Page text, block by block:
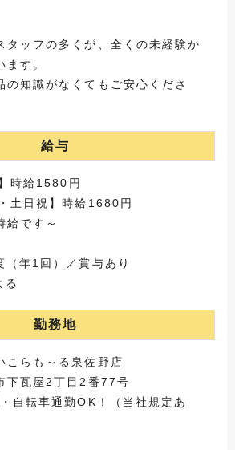
タッフの多くが、全くの未経験か
ます。
の知識がなくてもご安心くださ
給与
時給1580円
土日祝】時給1680円
給です～
年1回）／賞与あり
勤務地
らも～る泉佐野店
下瓦屋2丁目2番77号
自転車通勤OK！（当社規定あ